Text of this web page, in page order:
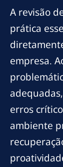
A revisão
prática
empresa.
erros
ambiente